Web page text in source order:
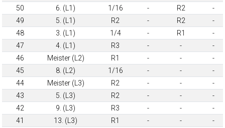
50
6. (L1) 1/16 - R2
-
49
5. (L1) R2 - R2
-
48
3. (L1) 1/4 - R1
-
47
4. (L1) R3 - -
-
46
Meister (L2) R1 - -
-
45
8. (L2) 1/16 - -
-
44
Meister (L3) R2 - -
-
43
5. (L3) R2 - -
-
42
9. (L3) R3 - -
-
41
13. (L3) R1 - -
-